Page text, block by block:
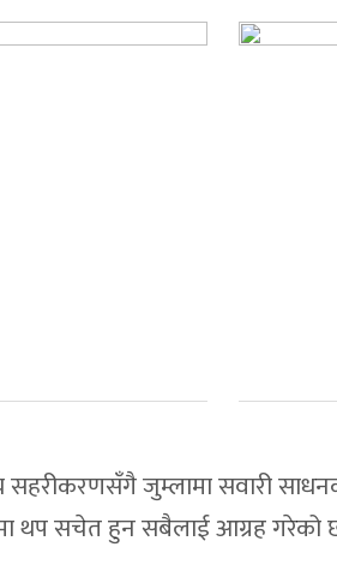
जुम्लामा सवारी
थप सचेत हुन सबैलाई आग्रह गरेको